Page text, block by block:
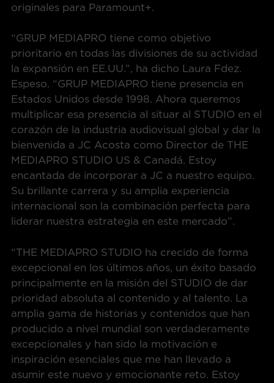
originales para Paramount+.
“GRUP MEDIAPRO tiene como objetivo
prioritario en todas las divisiones de su actividad
la expansión en EE.UU.”, ha dicho Laura Fdez.
Espeso. “GRUP MEDIAPRO tiene presencia en
Estados Unidos desde 1998. Ahora queremos
multiplicar esa presencia al situar al STUDIO en el
corazón de la industria audiovisual global y dar la
bienvenida a JC Acosta como Director de THE
MEDIAPRO STUDIO US & Canadá. Estoy
encantada de incorporar a JC a nuestro equipo.
Su brillante carrera y su amplia experiencia
internacional son la combinación perfecta para
liderar nuestra estrategia en este mercado”.
“THE MEDIAPRO STUDIO ha crecido de forma
excepcional en los últimos años, un éxito basado
principalmente en la misión del STUDIO de dar
prioridad absoluta al contenido y al talento. La
amplia gama de historias y contenidos que han
producido a nivel mundial son verdaderamente
excepcionales y han sido la motivación e
inspiración esenciales que me han llevado a
asumir este nuevo y emocionante reto. Estoy